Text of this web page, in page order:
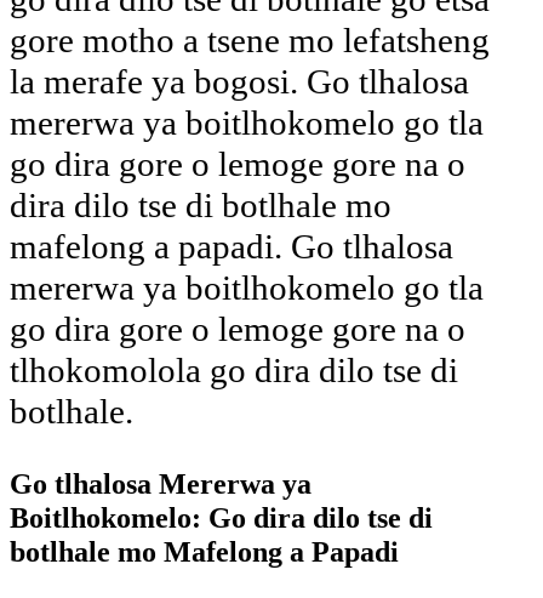
gore motho a tsene mo lefatsheng
la merafe ya bogosi. Go tlhalosa
mererwa ya boitlhokomelo go tla
go dira gore o lemoge gore na o
dira dilo tse di botlhale mo
mafelong a papadi. Go tlhalosa
mererwa ya boitlhokomelo go tla
go dira gore o lemoge gore na o
tlhokomolola go dira dilo tse di
botlhale.
Go tlhalosa Mererwa ya
Boitlhokomelo: Go dira dilo tse di
botlhale mo Mafelong a Papadi